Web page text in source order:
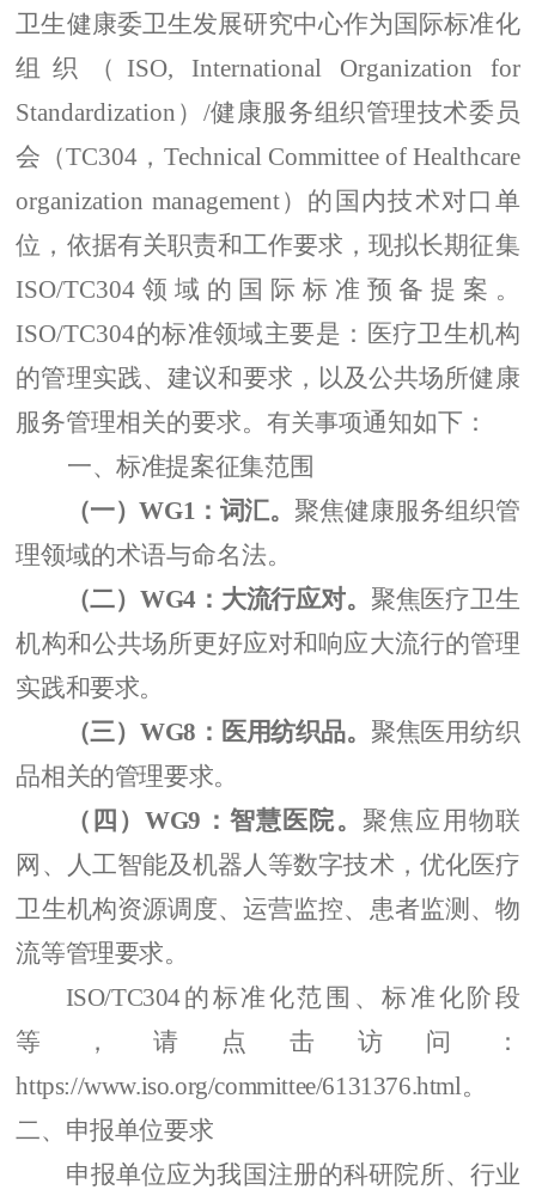
卫生健康委卫生发展研究中心作为国际标准化
组织（ ISO, International Organization for
Standardization ） /健康服务组织管理技术委员
会（TC304 ， Technical Committee of Healthcare
organization management）的国内技术对口单
位，依据有关职责和工作要求，现拟长期征集
ISO/TC304 领域的国际标准预备提案。
ISO/TC304的标准领域主要是：医疗卫生机构
的管理实践、建议和要求，以及公共场所健康
服务管理相关的要求。有关事项通知如下：
一、标准提案征集范围
（一）WG1 ：词汇。 聚焦健康服务组织管
理领域的术语与命名法。
（二） WG4 ：大流行应对。 聚焦医疗卫生
机构和公共场所更好应对和响应大流行的管理
实践和要求。
（三） WG8 ：医用纺织品。 聚焦医用纺织
品相关的管理要求。
（四）WG9 ：智慧医院。 聚焦应用物联
网、人工智能及机器人等数字技术，优化医疗
卫生机构资源调度、运营监控、患者监测、物
流等管理要求。
ISO/TC304的标准化范围、标准化阶段
等
， 请点击访问
：
https://www.iso.org/committee/6131376.html。
二、 申报单位要求
申报单位应为我国注册的科研院所、 行业